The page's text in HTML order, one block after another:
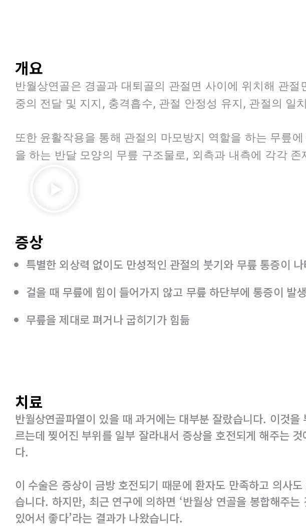
개요
반월상연골은 경골과 대퇴골의 관절면 사이에 위치해 관절
중의 전달 및 지지, 충격흡수, 관절 안정성 유지, 관절의 일
또한 윤활작용을 통해 관절의 마모방지 역할을 하는 무릎
을 하는 반달 모양의 무릎 구조물로, 외측과 내측에 각각 존
증상
특별한 외상력 없이도 만성적인 관절의 붓기와 무릎 통증이
걸을 때 무릎에 힘이 들어가지 않고 무릎 하단부에 통증이 발생
무릎을 제대로 펴거나 굽히기가 힘듦
치료
반월상연골파열이 있을 때 과거에는 대부분 잘랐습니다. 이것을
르는데 찢어진 부위를 일부 잘라내서 증상을 호전되게 해주는
다.
이 수술은 증상이 금방 호전되기 때문에 환자도 만족하고 의사
습니다. 하지만, 최근 연구에 의하면 ‘반월상 연골을 봉합해주는
있어서 좋다’라는 결과가 나왔습니다.